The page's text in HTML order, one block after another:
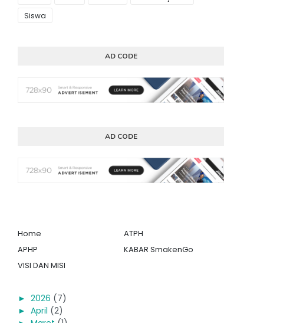
Siswa
AD CODE
AD CODE
Home
ATPH
APHP
KABAR SmakenGo
VISI DAN MISI
► 2026 (7)
► April (2)